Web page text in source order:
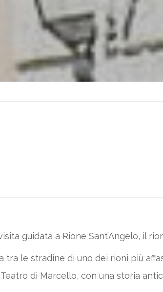
guidata a Rione Sant’Angelo, il
tra le stradine di uno dei rioni più
di Marcello, con una storia